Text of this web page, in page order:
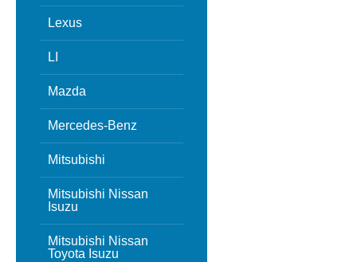
Lexus
LI
Mazda
Mercedes-Benz
Mitsubishi
Mitsubishi Nissan
Isuzu
Mitsubishi Nissan
Toyota Isuzu